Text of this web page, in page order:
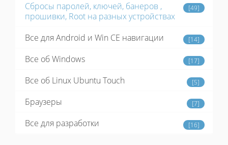
Сбросы паролей, ключей, банеров ,
прошивки, Root на разных устройствах
[49]
Все для Android и Win CE навигации [14]
Все об Windows [17]
Все об Linux Ubuntu Touch [5]
Браузеры [7]
Все для разработки [16]